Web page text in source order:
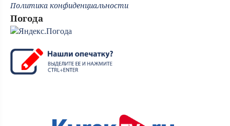
Политика конфиденциальности
Погода